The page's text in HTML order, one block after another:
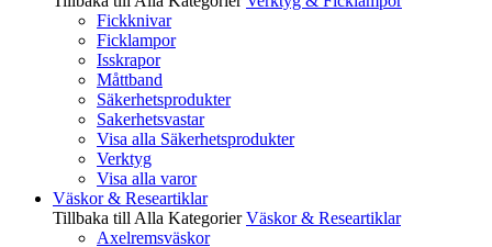
Fickknivar
Ficklampor
Isskrapor
Måttband
Säkerhetsprodukter
Sakerhetsvastar
Visa alla Säkerhetsprodukter
Verktyg
Visa alla varor
Väskor & Researtiklar
Tillbaka till Alla Kategorier Väskor & Researtiklar
Axelremsväskor